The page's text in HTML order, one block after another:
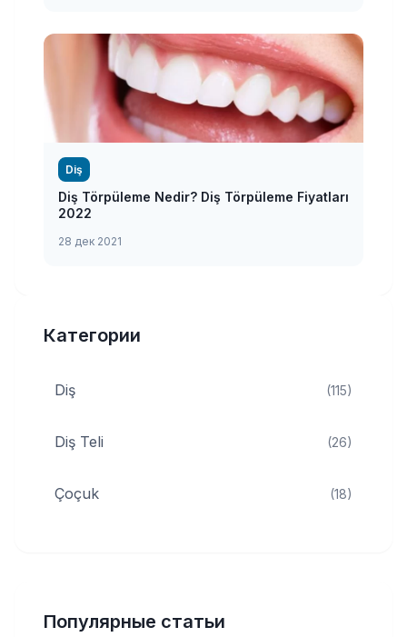
Diş
Diş Törpüleme Nedir? Diş Törpüleme Fiyatları
2022
28 дек 2021
Категории
Diş (115)
Diş Teli (26)
Çoçuk (18)
Популярные статьи